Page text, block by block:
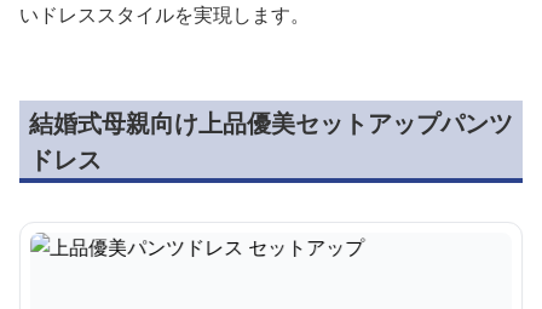
いドレススタイルを実現します。
結婚式母親向け上品優美セットアップパンツ
ドレス